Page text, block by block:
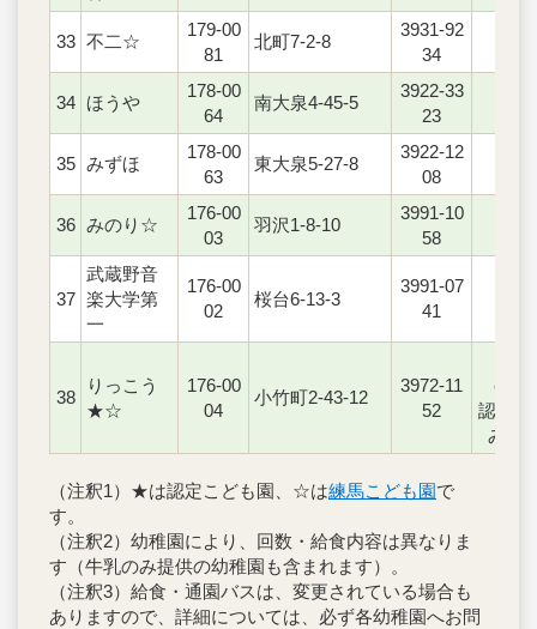
33 不二☆
179-00
81
北町7-2-8
3931-92
34
34 ほうや
178-00
64
南大泉4-45-5
3922-33
23
35 みずほ
178-00
63
東大泉5-27-8
3922-12
08
36 みのり☆
176-00
03
羽沢1-8-10
3991-10
58
37
武蔵野音
楽大学第
一
176-00
02
桜台6-13-3
3991-07
41
38
りっこう
★☆
176-00
04
小竹町2-43-12
3972-11
52
（2号
認定の
み）
（注釈1）★は認定こども園、☆は練馬こども園で
す。
（注釈2）幼稚園により、回数・給食内容は異なりま
す（牛乳のみ提供の幼稚園も含まれます）。
（注釈3）給食・通園バスは、変更されている場合も
ありますので、詳細については、必ず各幼稚園へお問